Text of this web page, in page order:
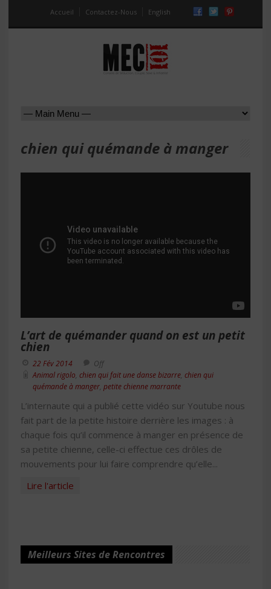
Accueil Contactez-Nous English
chien qui quémande à manger
L’art de quémander quand on est un petit
chien
22 Fév 2014
Off
Animal rigolo chien qui fait une danse bizarre chien qui
quémande à manger petite chienne marrante
L’internaute qui a publié cette vidéo sur Youtube nous
fait part de la petite histoire derrière les images : à
chaque fois qu’il commence à manger en présence de
sa petite chienne, celle-ci effectue ces drôles de
mouvements pour lui faire comprendre qu’elle...
Lire l'article
Meilleurs Sites de Rencontres